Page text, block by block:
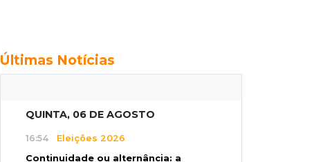
Últimas Notícias
QUINTA, 06 DE AGOSTO
16:54 Eleições 2026
Continuidade ou alternância: a